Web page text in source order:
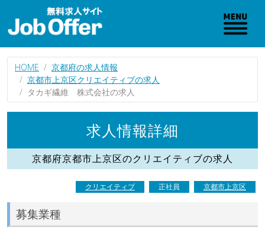
HOME
京都府の求人情報
京都市上京区クリエイティブの求人
タカギ繊維 株式会社の求人
求人情報詳細
京都府京都市上京区のクリエイティブの求人
クリエイティブ 正社員 京都市上京区
募集業種